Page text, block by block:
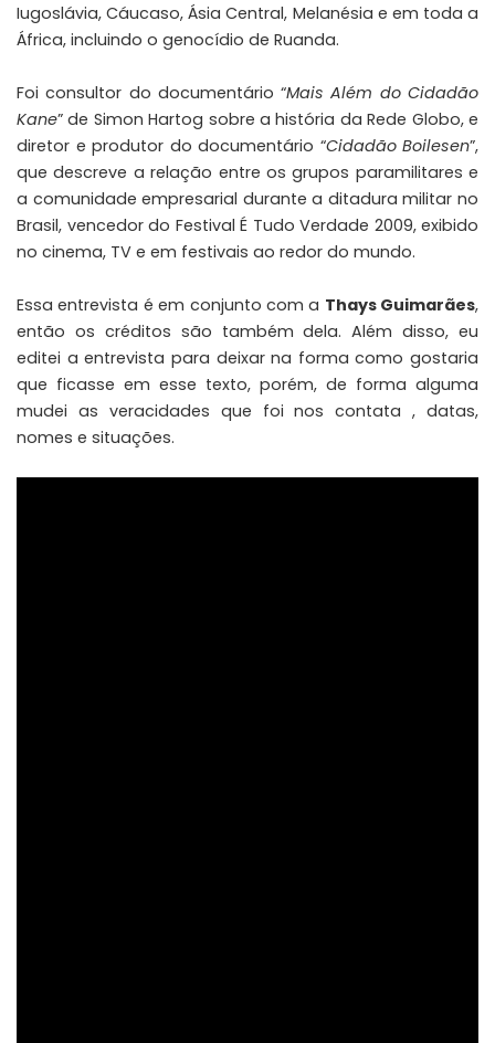
Iugoslávia, Cáucaso, Ásia Central, Melanésia e em toda a
África, incluindo o genocídio de Ruanda.
Foi consultor do documentário “Mais Além do Cidadão
Kane” de Simon Hartog sobre a história da Rede Globo, e
diretor e produtor do documentário “Cidadão Boilesen”,
que descreve a relação entre os grupos paramilitares e
a comunidade empresarial durante a ditadura militar no
Brasil, vencedor do Festival É Tudo Verdade 2009, exibido
no cinema, TV e em festivais ao redor do mundo.
Essa entrevista é em conjunto com a Thays Guimarães,
então os créditos são também dela. Além disso, eu
editei a entrevista para deixar na forma como gostaria
que ficasse em esse texto, porém, de forma alguma
mudei as veracidades que foi nos contata , datas,
nomes e situações.